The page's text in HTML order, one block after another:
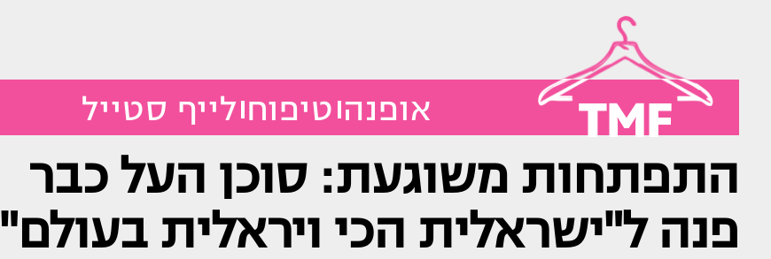
TMF אופנה טיפוח לייף סטייל
התפתחות משוגעת: סוכן העל כבר
פנה ל"ישראלית הכי ויראלית בעולם"